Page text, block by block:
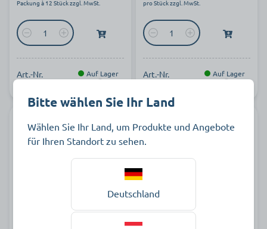
Packung à 12 Stück zzgl. MwSt.
Art.-Nr.
Auf Lager
pro Stück zzgl. MwSt.
Art.-Nr.
Auf Lager
Bitte wählen Sie Ihr Land
Wählen Sie Ihr Land, um Produkte und Angebote
für Ihren Standort zu sehen.
Deutschland